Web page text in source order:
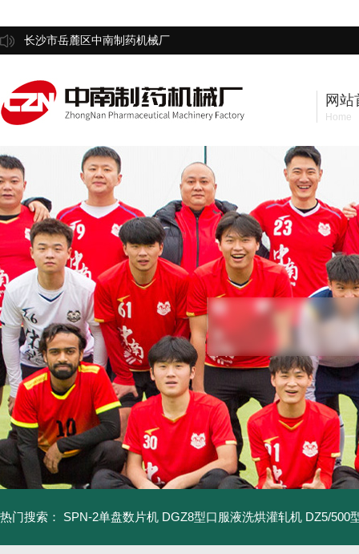
长沙市岳麓区中南制药机械厂
网站
Home
热门搜索： SPN-2单盘数片机 DGZ8型口服液洗烘灌轧机 DZ5/500